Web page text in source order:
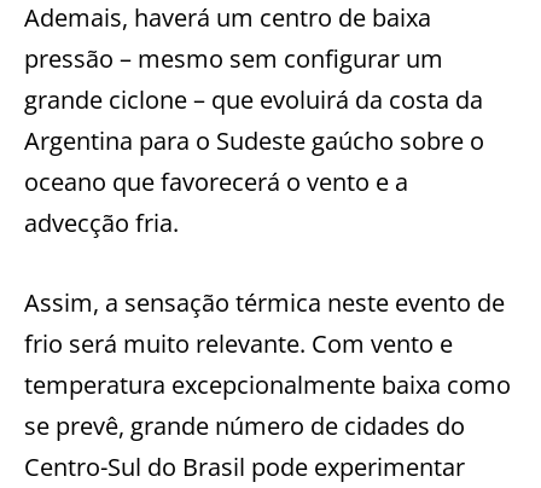
Ademais, haverá um centro de baixa
pressão – mesmo sem configurar um
grande ciclone – que evoluirá da costa da
Argentina para o Sudeste gaúcho sobre o
oceano que favorecerá o vento e a
advecção fria.
Assim, a sensação térmica neste evento de
frio será muito relevante. Com vento e
temperatura excepcionalmente baixa como
se prevê, grande número de cidades do
Centro-Sul do Brasil pode experimentar